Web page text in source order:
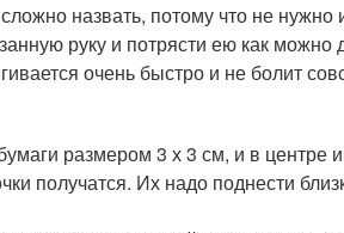
назвать, потому что не нужно
руку и потрясти ею как
очень быстро и не болит
размером 3 х 3 см, и в центре
получатся. Их надо поднести